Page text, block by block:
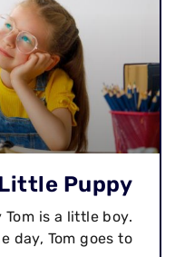
Puppy
is a little boy.
day, Tom goes to